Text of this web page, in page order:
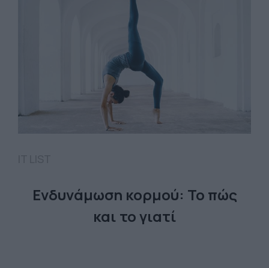
Ενδυνάμωση κορμού: Το πώς
και το γιατί